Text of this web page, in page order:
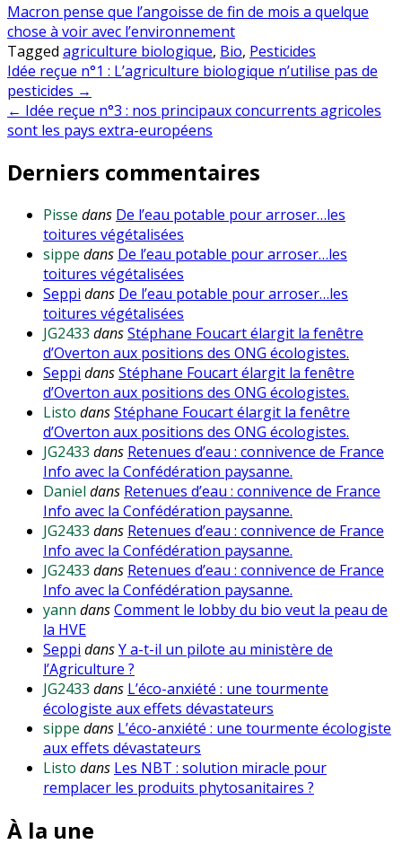
Macron pense que l’angoisse de fin de mois a quelque
chose à voir avec l’environnement
Tagged agriculture biologique, Bio, Pesticides
Navigation
de
l’article
Idée reçue n°1 : L’agriculture biologique n’utilise pas de
pesticides →
← Idée reçue n°3 : nos principaux concurrents agricoles
sont les pays extra-européens
Derniers commentaires
Pisse dans De l’eau potable pour arroser…les
toitures végétalisées
sippe dans De l’eau potable pour arroser…les
toitures végétalisées
Seppi dans De l’eau potable pour arroser…les
toitures végétalisées
JG2433 dansStéphane Foucart élargit la fenêtre
d’Overton aux positions des ONG écologistes.
Seppi dansStéphane Foucart élargit la fenêtre
d’Overton aux positions des ONG écologistes.
Listo dansStéphane Foucart élargit la fenêtre
d’Overton aux positions des ONG écologistes.
JG2433 dans Retenues d’eau : connivence de France
Info avec la Confédération paysanne.
Daniel dans Retenues d’eau : connivence de France
Info avec la Confédération paysanne.
JG2433 dans Retenues d’eau : connivence de France
Info avec la Confédération paysanne.
JG2433 dans Retenues d’eau : connivence de France
Info avec la Confédération paysanne.
yann dansComment le lobby du bio veut la peau de
la HVE
Seppi dansY a-t-il un pilote au ministère de
l’Agriculture ?
JG2433 dans L’éco-anxiété : une tourmente
écologiste aux effets dévastateurs
sippe dans L’éco-anxiété : une tourmente écologiste
aux effets dévastateurs
Listo dans Les NBT : solution miracle pour
remplacer les produits phytosanitaires ?
À la une